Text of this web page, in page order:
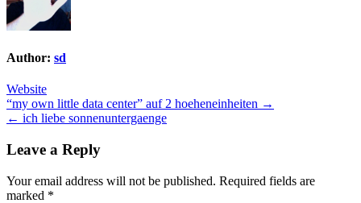
Author: sd
Website
Post
navigation
“my own little data center” auf 2 hoeheneinheiten →
← ich liebe sonnenuntergaenge
Leave a Reply
Your email address will not be published. Required fields are
marked *